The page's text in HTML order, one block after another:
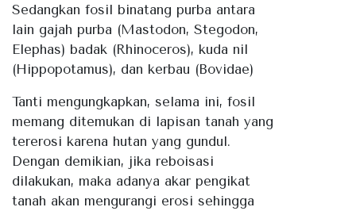
Sedangkan fosil binatang purba antara
lain gajah purba (Mastodon, Stegodon,
Elephas) badak (Rhinoceros), kuda nil
(Hippopotamus), dan kerbau (Bovidae)
Tanti mengungkapkan, selama ini, fosil
memang ditemukan di lapisan tanah yang
tererosi karena hutan yang gundul.
Dengan demikian, jika reboisasi
dilakukan, maka adanya akar pengikat
tanah akan mengurangi erosi sehingga